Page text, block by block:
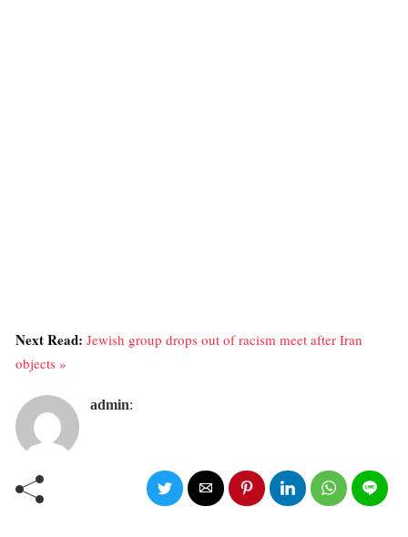
Next Read: Jewish group drops out of racism meet after Iran
objects »
admin: